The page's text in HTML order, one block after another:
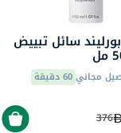
سائل تبييض
مجاني60 دقيقة
376